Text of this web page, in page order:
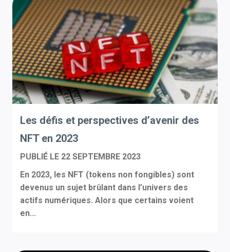
Les défis et perspectives d’avenir des
NFT en 2023
PUBLIÉ LE 22 SEPTEMBRE 2023
En 2023, les NFT (tokens non fongibles) sont
devenus un sujet brûlant dans l’univers des
actifs numériques. Alors que certains voient
en...